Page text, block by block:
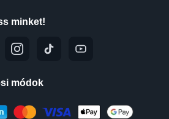
minket!
módok